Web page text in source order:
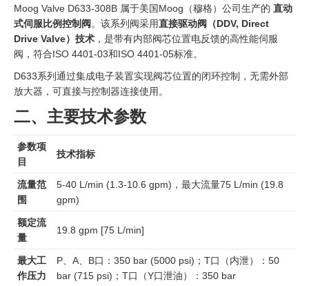
Moog Valve D633-308B 属于美国Moog（穆格）公司生产的 直动
式伺服比例控制阀 。该系列阀采用直接驱动阀（DDV, Direct
Drive Valve）技术 ，是带有内部阀芯位置电反馈的高性能伺服
阀，符合ISO 4401-03和ISO 4401-05标准。
D633系列通过集成电子装置实现阀芯位置的闭环控制，无需外部
放大器，可直接与控制器连接使用。
二、主要技术参数
参数项
目
技术指标
流量范
围
5-40 L/min (1.3-10.6 gpm)，最大流量75 L/min (19.8
gpm)
额定流
量
19.8 gpm [75 L/min]
最大工
作压力
P、A、B口：350 bar (5000 psi)；T口（内泄）：50
bar (715 psi)；T口（Y口泄油）：350 bar